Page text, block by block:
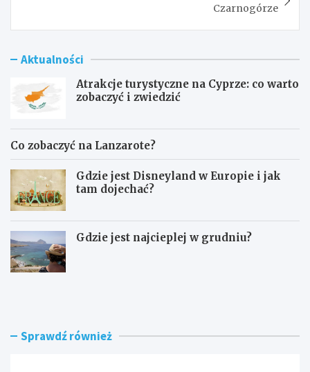
Czarnogórze
Aktualności
Atrakcje turystyczne na Cyprze: co warto
zobaczyć i zwiedzić
Co zobaczyć na Lanzarote?
Gdzie jest Disneyland w Europie i jak
tam dojechać?
Gdzie jest najcieplej w grudniu?
A
c
C
a Sprawdź również